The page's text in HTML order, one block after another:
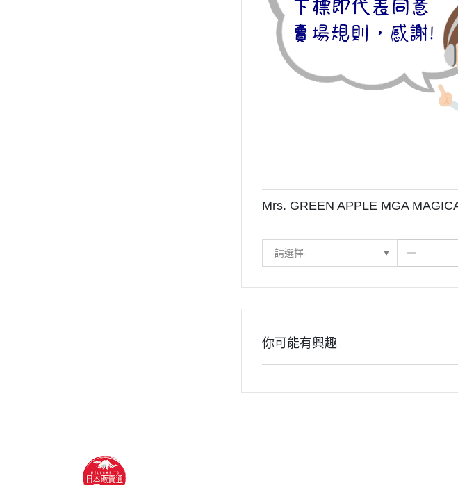
Mrs. GREEN APPLE MGA
-請選擇-
你可能有興趣